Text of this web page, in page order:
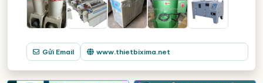
Gửi Email www.thietbixima.net